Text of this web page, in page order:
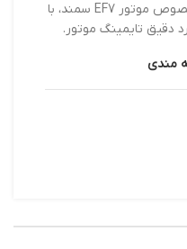
تسمه تایم ۱۲۷ دندانه کوجیوا مخصوص موتور EF7 سمند، با
دقیق تایمینگ موتور.
مندی